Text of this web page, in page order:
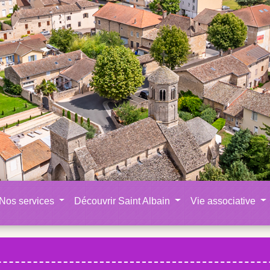
Nos services Découvrir Saint Albain Vie associative